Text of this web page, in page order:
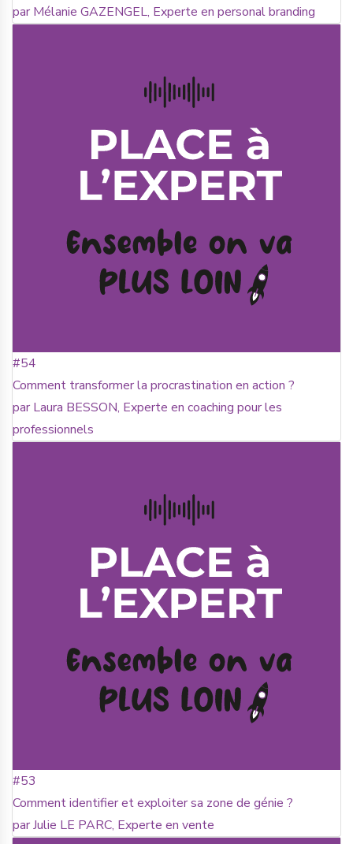
par Mélanie GAZENGEL, Experte en personal branding
#54
Comment transformer la procrastination en action ?
par Laura BESSON, Experte en coaching pour les
professionnels
#53
Comment identifier et exploiter sa zone de génie ?
par Julie LE PARC, Experte en vente